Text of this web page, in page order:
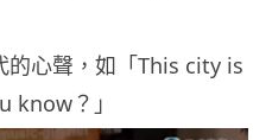
心聲，如「This city is
know？」